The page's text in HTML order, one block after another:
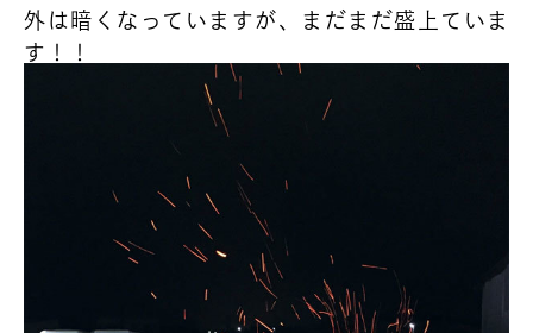
外は暗くなっていますが、まだまだ盛上ていま
す！！